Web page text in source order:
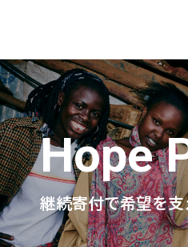
Hope
継続寄付で希望を支